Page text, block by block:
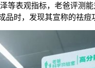
等表观指标，老爸评
时，发现其宣称的祛